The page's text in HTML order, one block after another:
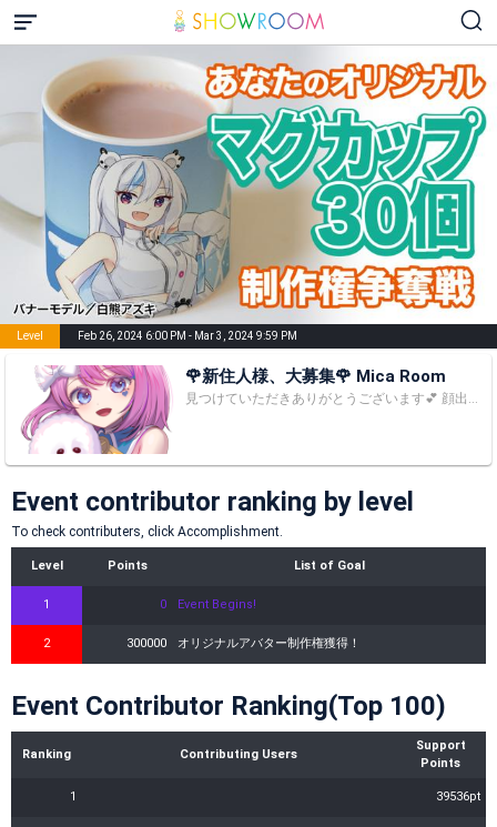
Level Feb 26, 2024 6:00 PM - Mar 3, 2024 9:59 PM
🌹新住人様、大募集🌹 Mica Room
見つけていただきありがとうございます💕 顔出しNG Singerです。配信リリースしました。 1人でも多くの皆さまにMicaの歌声を届けたくて ライバーデビューしました。 🩷💜固定枠💜🩷 5:30～8:30 その他ゲリラでやる事もあります❣️ ライバーになってから覚えた曲が殆どなので 完璧ではありません😅 歌によって声が変わっちゃいます🤣 キラコメや拍手いただけると凄く嬉しいです❣️ 応援してくださる方、よろしくお願いいたします🥺 少しでもいいなと思っていただけたら、是非フォローをお願いいたします😊💕 ファンマ：🐶🌹 🩷💜ルーム内でのお願い💜🩷 ♥Micaを応援する気のない方、 レベあげしない方、ただのミッションの方は コメ渋を避けるためコメントお控えください🙇‍♀️ ♥雑談は殆どしてないので、進行と関係ない話は 他ルームでお願いいたします🙇‍♀️ ♥ルームの雰囲気を壊す発言は辞めてください🙇‍♀️ ♥上記守れない方はブロックさせていただきます。 🩷💜レベル特典🩷💜 Lv10：Mica Dream入り リクエストしてくださいね❣️ リスナー様が来ていただいた時に優先的に歌います💕︎ その月末までずっと歌います🤭 Lv20 Thank youメールを送ります❣️ InstagramかXをフォローしてください💕︎ Lv30 Thank youボイスを直接届けます❣️ Instagramをフォローしてください💕︎ Lv39 内緒🙊の特典GET❣️ 🩷💜初のオリジナル･ソング💜🩷 🐶🐶🐶、1/11、Apple Musicから 初のオリソンがリリースされました😊🐶💕 歌詞はMicaが書きました。 是非聴いてくださいね❣️ https://music.apple.com/jp/album/love-dreams/1789501465?i=1789501467 https://youtube.com/@mica-r5j?si=u8iNboBpfNNyCCki 🩷💜2/3(土) 19:30~20:00🩷💜 『推しごとしnight！』 ノーカット版アーカイブ https://youtu.be/Y3r7IEDAiPg?si=U5IqDSLWV-U0xv9m 🩷💜初推し🩷💜 第38回JUNON フォトジェニック賞受賞 丹野叡(たんのさとい)くん プロダクション尾木所属 Instagram https://www.instagram.com/satoi_tanno_official?igsh=b3dnZzVxNzB0dmpn
Event contributor ranking by level
To check contributers, click Accomplishment.
Level Points List of Goal
1 0 Event Begins!
2 300000 オリジナルアバター制作権獲得！
Event Contributor Ranking(Top 100)
Ranking Contributing Users
Support
Points
1 39536pt